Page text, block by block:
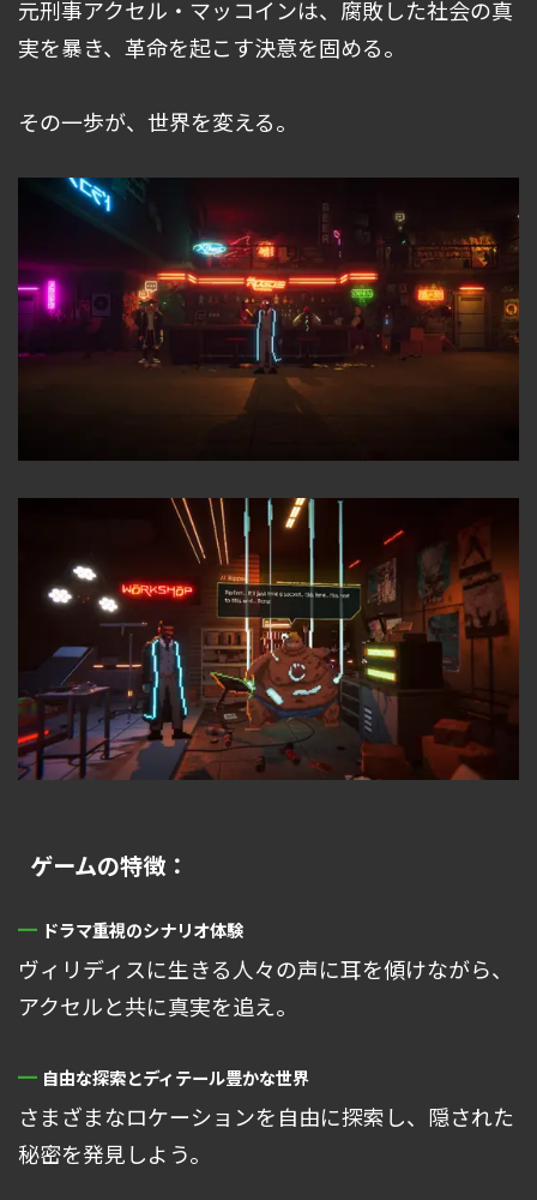
元刑事アクセル・マッコインは、腐敗した社会の真
実を暴き、革命を起こす決意を固める。
その一歩が、世界を変える。
ゲームの特徴：
ドラマ重視のシナリオ体験
ヴィリディスに生きる人々の声に耳を傾けながら、
アクセルと共に真実を追え。
自由な探索とディテール豊かな世界
さまざまなロケーションを自由に探索し、隠された
秘密を発見しよう。